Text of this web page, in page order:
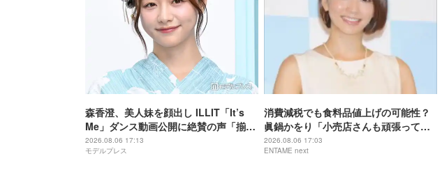
森香澄、美人妹を顔出し ILLIT「It’s
Me」ダンス動画公開に絶賛の声「揃っ
てスタイル抜群」「本物のアイドルみ
たい」
2026.08.06 17:13
モデルプレス
消費減税でも食料品値上げの可能性？
眞鍋かをり「小売店さんも頑張ってく
れると信じている」
2026.08.06 17:03
ENTAME next